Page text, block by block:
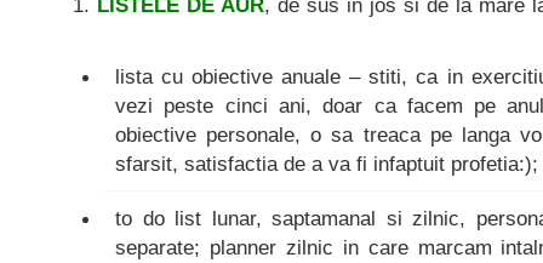
1. LISTELE DE AUR, de sus in jos si de la mare
lista cu obiective anuale – stiti, ca in
vezi peste cinci ani, doar ca facem pe
obiective personale, o sa treaca pe langa
sfarsit, satisfactia de a va fi infaptuit profetia:);
to do list lunar, saptamanal si zilnic,
separate; planner zilnic in care marcam